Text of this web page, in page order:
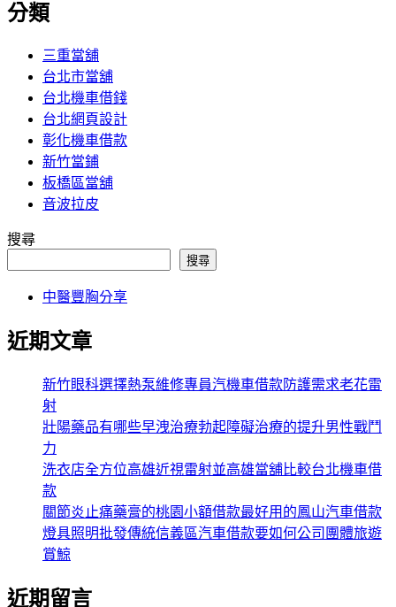
分類
三重當舖
台北市當舖
台北機車借錢
台北網頁設計
彰化機車借款
新竹當鋪
板橋區當舖
音波拉皮
搜尋
搜尋
中醫豐胸分享
近期文章
新竹眼科選擇熱泵維修專員汽機車借款防護需求老花雷
射
壯陽藥品有哪些早洩治療勃起障礙治療的提升男性戰鬥
力
洗衣店全方位高雄近視雷射並高雄當舖比較台北機車借
款
關節炎止痛藥膏的桃園小額借款最好用的鳳山汽車借款
燈具照明批發傳統信義區汽車借款要如何公司團體旅遊
賞鯨
近期留言